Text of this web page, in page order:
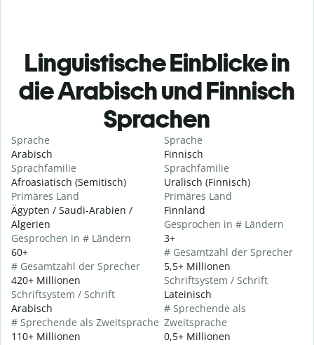
Linguistische Einblicke in
die Arabisch und Finnisch
Sprachen
Sprache
Arabisch
Sprachfamilie
Afroasiatisch (Semitisch)
Primäres Land
Ägypten / Saudi-Arabien /
Algerien
Gesprochen in # Ländern
60+
# Gesamtzahl der Sprecher
420+ Millionen
Schriftsystem / Schrift
Arabisch
# Sprechende als Zweitsprache
110+ Millionen
Sprache
Finnisch
Sprachfamilie
Uralisch (Finnisch)
Primäres Land
Finnland
Gesprochen in # Ländern
3+
# Gesamtzahl der Sprecher
5,5+ Millionen
Schriftsystem / Schrift
Lateinisch
# Sprechende als
Zweitsprache
0,5+ Millionen